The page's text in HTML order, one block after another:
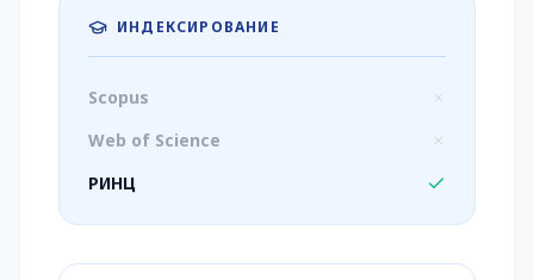
ИНДЕКСИРОВАНИЕ
Scopus
Web of Science
РИНЦ